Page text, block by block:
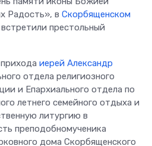
Радость», в Скорбященском
встретили престольный
иерей Александр
отдела религиозного
и Епархиального отдела по
летнего семейного отдыха и
литургию в
преподобномученика
дома Скорбященского